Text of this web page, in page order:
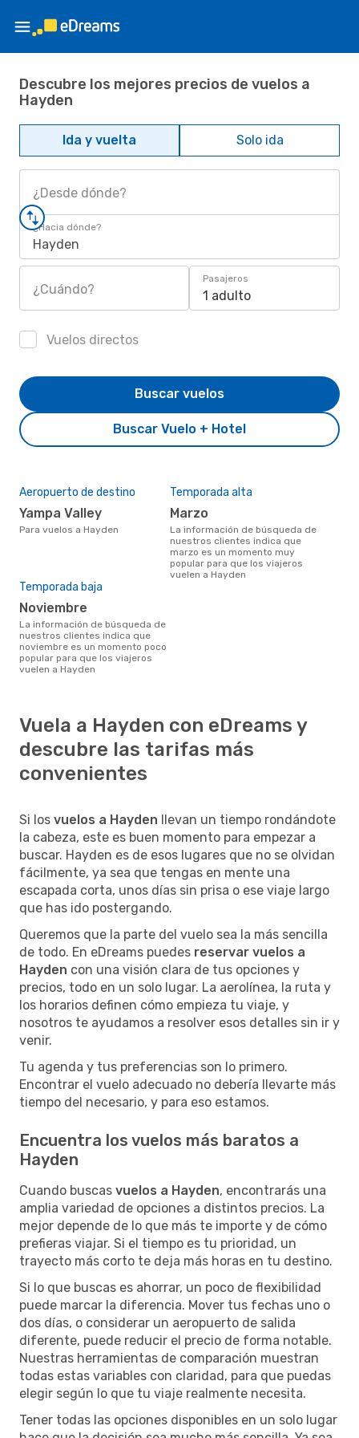
Descubre los mejores precios de vuelos a
Hayden
Ida y vuelta Solo ida
¿Desde dónde?
¿Hacia dónde?
Hayden
¿Cuándo?
Pasajeros
1 adulto
Vuelos directos
Buscar Vuelo + Hotel
Buscar vuelos
Aeropuerto de destino
Yampa Valley
Para vuelos a Hayden
Temporada alta
marzo
La información de búsqueda de
nuestros clientes indica que
marzo es un momento muy
popular para que los viajeros
vuelen a Hayden
Temporada baja
noviembre
La información de búsqueda de
nuestros clientes indica que
noviembre es un momento poco
popular para que los viajeros
vuelen a Hayden
Vuela a Hayden con eDreams y
descubre las tarifas más
convenientes
Si los vuelos a Hayden llevan un tiempo rondándote
la cabeza, este es buen momento para empezar a
buscar. Hayden es de esos lugares que no se olvidan
fácilmente, ya sea que tengas en mente una
escapada corta, unos días sin prisa o ese viaje largo
que has ido postergando.
Queremos que la parte del vuelo sea la más sencilla
de todo. En eDreams puedes reservar vuelos a
Hayden con una visión clara de tus opciones y
precios, todo en un solo lugar. La aerolínea, la ruta y
los horarios definen cómo empieza tu viaje, y
nosotros te ayudamos a resolver esos detalles sin ir y
venir.
Tu agenda y tus preferencias son lo primero.
Encontrar el vuelo adecuado no debería llevarte más
tiempo del necesario, y para eso estamos.
Encuentra los vuelos más baratos a
Hayden
Cuando buscas vuelos a Hayden, encontrarás una
amplia variedad de opciones a distintos precios. La
mejor depende de lo que más te importe y de cómo
prefieras viajar. Si el tiempo es tu prioridad, un
trayecto más corto te deja más horas en tu destino.
Si lo que buscas es ahorrar, un poco de flexibilidad
puede marcar la diferencia. Mover tus fechas uno o
dos días, o considerar un aeropuerto de salida
diferente, puede reducir el precio de forma notable.
Nuestras herramientas de comparación muestran
todas estas variables con claridad, para que puedas
elegir según lo que tu viaje realmente necesita.
Tener todas las opciones disponibles en un solo lugar